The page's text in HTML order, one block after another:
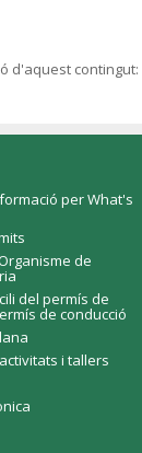
d'aquest contingut:
per What's
de
del permís de
de conducció
i tallers